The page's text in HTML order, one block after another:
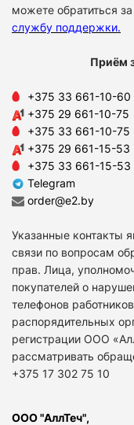
можете обратиться
службу поддержки.
Приём
+375 33 661-10-60
+375 29 661-10-75
+375 33 661-10-75
+375 29 661-15-53
+375 33 661-15-53
Telegram
order@e2.by
Указанные контакты
связи по вопросам
прав. Лица,
покупателей о
телефонов
распорядительных
регистрации ООО
рассматривать
+375 17 302 75 10
ООО "АллТеч",